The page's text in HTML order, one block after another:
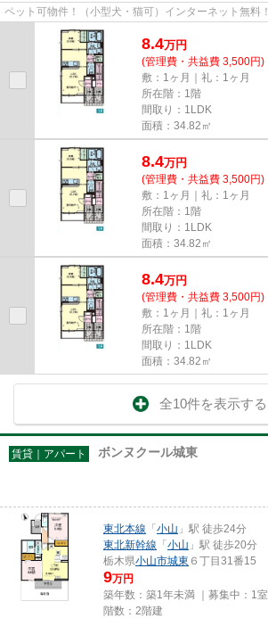
ペット可物件！（小型犬・猫可）インターネット無料！
8.4万円
(管理費・共益費 3,500円)
敷：1ヶ月｜礼：1ヶ月
所在階：1階
間取り：1LDK
面積：34.82㎡
8.4万円
(管理費・共益費 3,500円)
敷：1ヶ月｜礼：1ヶ月
所在階：1階
間取り：1LDK
面積：34.82㎡
8.4万円
(管理費・共益費 3,500円)
敷：1ヶ月｜礼：1ヶ月
所在階：1階
間取り：1LDK
面積：34.82㎡
全10件を表示する
賃貸｜アパート ボンヌクール城東
東北本線 「小山 」駅 徒歩24分
東北新幹線 「小山 」駅 徒歩20分
栃木県小山市城東 ６丁目31番15
9万円
築年数：築1年未満 ｜募集中： 1室
階数：2階建